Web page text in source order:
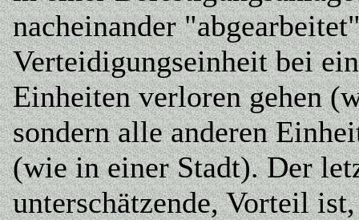
nacheinander
Verteidigungseinheit bei
Einheiten verloren gehen
sondern alle anderen
(wie in einer Stadt). Der
unterschätzende, Vorteil